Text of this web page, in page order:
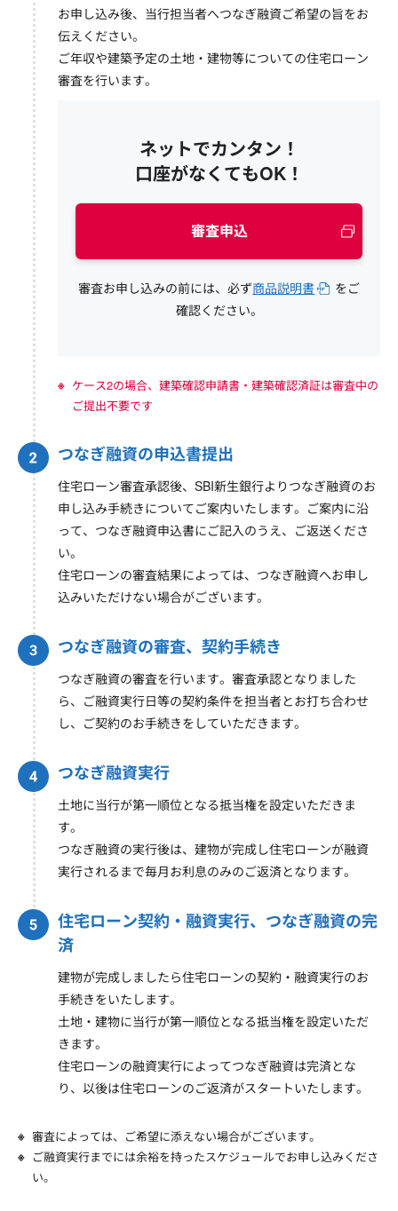
お申し込み後、当行担当者へつなぎ融資ご希望の旨をお
伝えください。
ご年収や建築予定の土地・建物等についての住宅ローン
審査を行います。
ネットでカンタン！
口座がなくてもOK！
審査申込
審査お申し込みの前には、必ず商品説明書
をご
確認ください。
ケース2の場合、建築確認申請書・建築確認済証は審査中の
ご提出不要です
つなぎ融資の申込書提出
住宅ローン審査承認後、SBI新生銀行よりつなぎ融資のお
申し込み手続きについてご案内いたします。ご案内に沿
って、つなぎ融資申込書にご記入のうえ、ご返送くださ
い。
住宅ローンの審査結果によっては、つなぎ融資へお申し
込みいただけない場合がございます。
つなぎ融資の審査、契約手続き
つなぎ融資の審査を行います。審査承認となりました
ら、ご融資実行日等の契約条件を担当者とお打ち合わせ
し、ご契約のお手続きをしていただきます。
つなぎ融資実行
土地に当行が第一順位となる抵当権を設定いただきま
す。
つなぎ融資の実行後は、建物が完成し住宅ローンが融資
実行されるまで毎月お利息のみのご返済となります。
住宅ローン契約・融資実行、つなぎ融資の完
済
建物が完成しましたら住宅ローンの契約・融資実行のお
手続きをいたします。
土地・建物に当行が第一順位となる抵当権を設定いただ
きます。
住宅ローンの融資実行によってつなぎ融資は完済とな
り、以後は住宅ローンのご返済がスタートいたします。
審査によっては、ご希望に添えない場合がございます。
ご融資実行までには余裕を持ったスケジュールでお申し込みくださ
い。